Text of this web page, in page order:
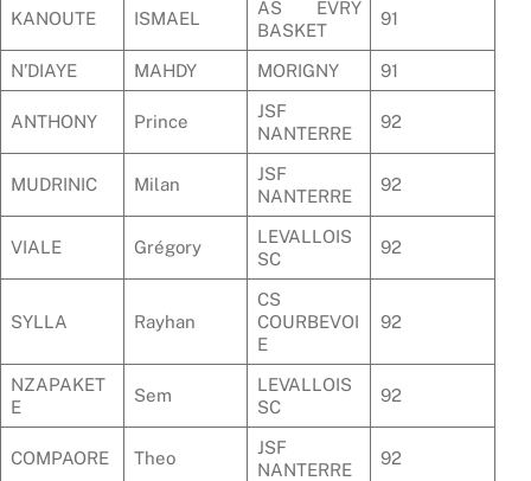
KANOUTE ISMAEL
AS EVRY
BASKET
91
N’DIAYE MAHDY MORIGNY 91
ANTHONY Prince
JSF
NANTERRE
92
MUDRINIC Milan
JSF
NANTERRE
92
VIALE Grégory
LEVALLOIS
SC
92
SYLLA Rayhan
CS
COURBEVOI
E
92
NZAPAKET
E
Sem
LEVALLOIS
SC
92
COMPAORE Theo
JSF
NANTERRE
92